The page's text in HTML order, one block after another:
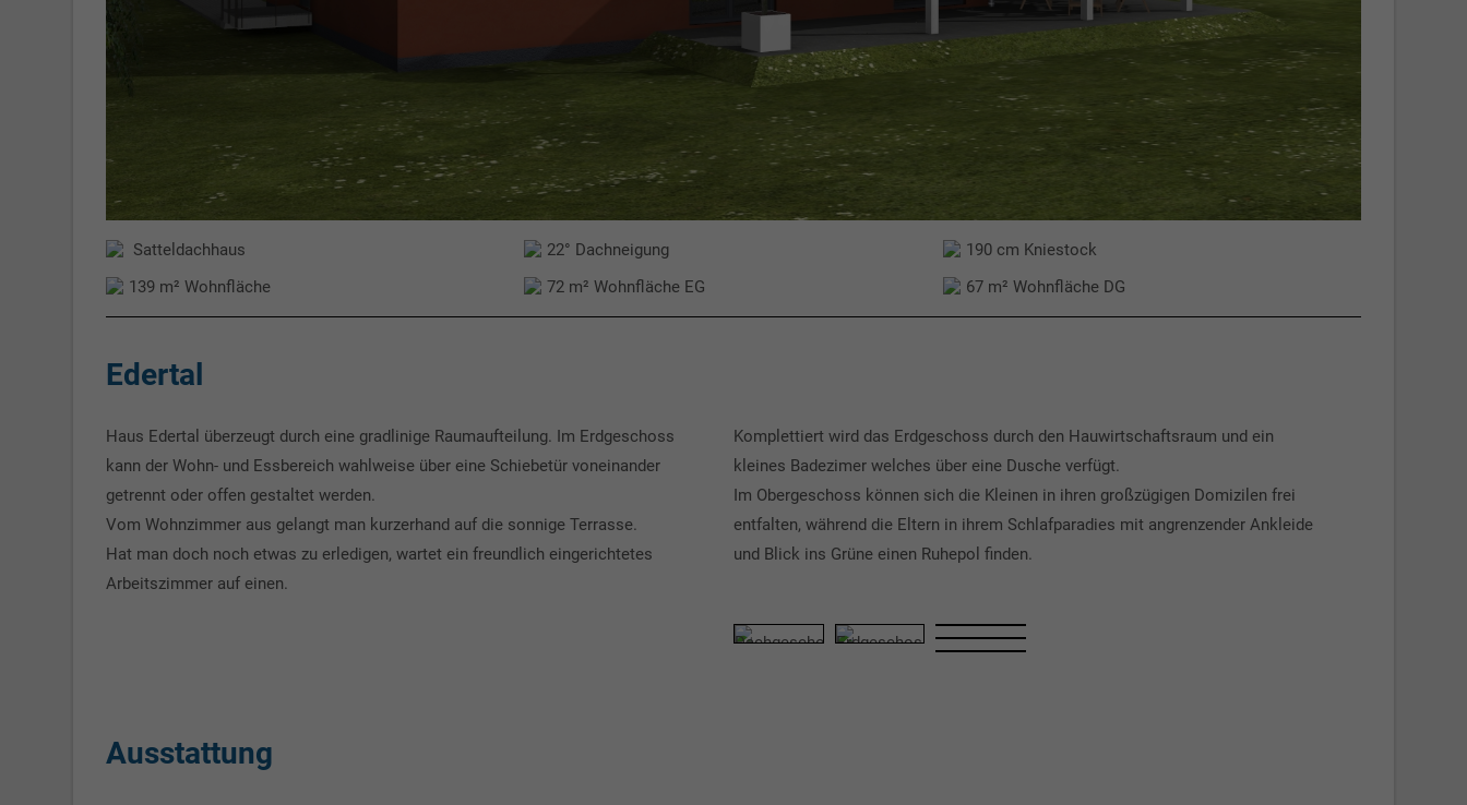
Satteldachhaus 22° Dachneigung
190 cm Kniestock
139 m² Wohnfläche
72 m² Wohnfläche EG 67 m² Wohnfläche DG
Edertal
Haus Edertal überzeugt durch eine gradlinige Raumaufteilung. Im Erdgeschoss
kann der Wohn- und Essbereich wahlweise über eine Schiebetür voneinander
getrennt oder offen gestaltet werden.
Vom Wohnzimmer aus gelangt man kurzerhand auf die sonnige Terrasse.
Hat man doch noch etwas zu erledigen, wartet ein freundlich eingerichtetes
Arbeitszimmer auf einen.
Komplettiert wird das Erdgeschoss durch den Hauwirtschaftsraum und ein
kleines Badezimer welches über eine Dusche verfügt.
Im Obergeschoss können sich die Kleinen in ihren großzügigen Domizilen frei
entfalten, während die Eltern in ihrem Schlafparadies mit angrenzender Ankleide
und Blick ins Grüne einen Ruhepol finden.
DG EG
Ausstattung